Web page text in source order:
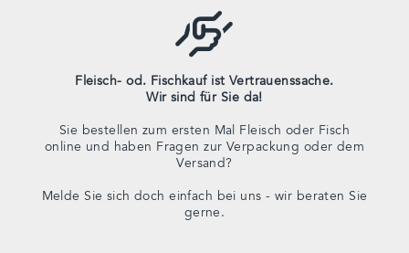
Fleisch- od. Fischkauf ist Vertrauenssache.
Wir sind für Sie da!
Sie bestellen zum ersten Mal Fleisch oder Fisch
online und haben Fragen zur Verpackung oder dem
Versand?
Melde Sie sich doch einfach bei uns - wir beraten Sie
gerne.